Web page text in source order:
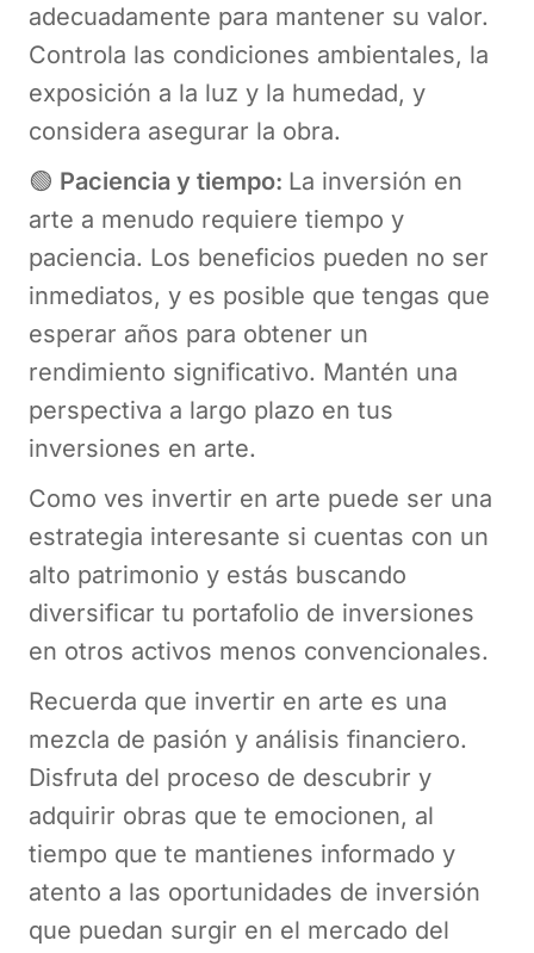
adecuadamente para mantener su valor.
Controla las condiciones ambientales, la
exposición a la luz y la humedad, y
considera asegurar la obra.
🟢 Paciencia y tiempo: La inversión en
arte a menudo requiere tiempo y
paciencia. Los beneficios pueden no ser
inmediatos, y es posible que tengas que
esperar años para obtener un
rendimiento significativo. Mantén una
perspectiva a largo plazo en tus
inversiones en arte.
Como ves invertir en arte puede ser una
estrategia interesante si cuentas con un
alto patrimonio y estás buscando
diversificar tu portafolio de inversiones
en otros activos menos convencionales.
Recuerda que invertir en arte es una
mezcla de pasión y análisis financiero.
Disfruta del proceso de descubrir y
adquirir obras que te emocionen, al
tiempo que te mantienes informado y
atento a las oportunidades de inversión
que puedan surgir en el mercado del